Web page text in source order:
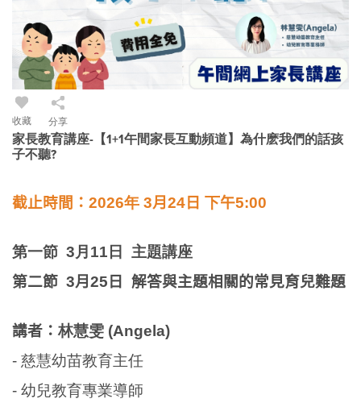
收藏 分享
家長教育講座-【1+1午間家長互動頻道】為什麽我們的話孩
子不聽?
截止時間： 2026年 3月24 日 下午5:00
第一節 3月11日 主題講座
第二節 3月25日 解答與主題相關的常見育兒難題
講者：林慧雯 (Angela)
- 慈慧幼苗教育主任
- 幼兒教育專業導師